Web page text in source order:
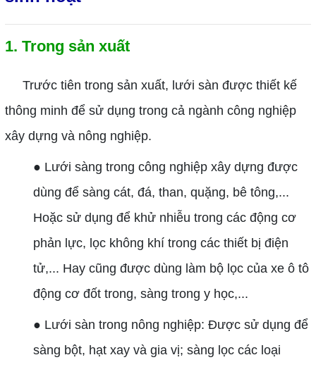
1. Trong sản xuất
Trước tiên trong sản xuất, lưới sàn được thiết kế
thông minh để sử dụng trong cả ngành công nghiệp
xây dựng và nông nghiệp.
● Lưới sàng trong công nghiệp xây dựng được
dùng để sàng cát, đá, than, quặng, bê tông,...
Hoặc sử dụng để khử nhiễu trong các động cơ
phản lực, lọc không khí trong các thiết bị điện
tử,... Hay cũng được dùng làm bộ lọc của xe ô tô
động cơ đốt trong, sàng trong y học,...
● Lưới sàn trong nông nghiệp: Được sử dụng để
sàng bột, hạt xay và gia vị; sàng lọc các loại